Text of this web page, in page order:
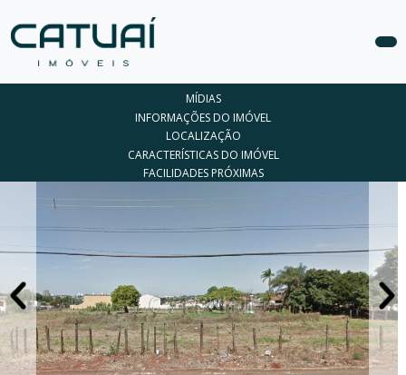
COMPRAR
LANÇAMENTOS
ANUNCIE
SEU
IMÓVEL
CONTATO
MÍDIAS
INFORMAÇÕES DO IMÓVEL
LOCALIZAÇÃO
CARACTERÍSTICAS DO IMÓVEL
FACILIDADES PRÓXIMAS